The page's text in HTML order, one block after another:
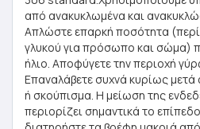
από ανακυκλωμένα και
Απλώστε επαρκή ποσότητα
γλυκού για πρόσωπο και σώμα)
ήλιο. Αποφύγετε την περιοχή
Επαναλάβετε συχνά κυρίως
ή σκούπισμα. Η μείωση της
περιορίζει σημαντικά το